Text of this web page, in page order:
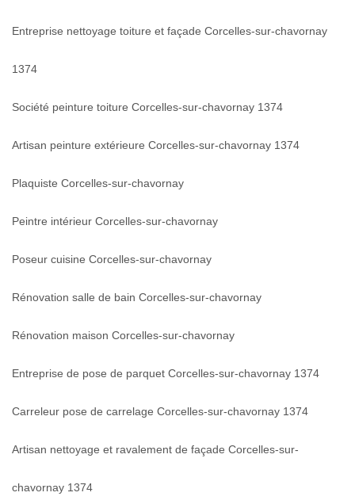
Entreprise nettoyage toiture et façade Corcelles-sur-chavornay
1374
Société peinture toiture Corcelles-sur-chavornay 1374
Artisan peinture extérieure Corcelles-sur-chavornay 1374
Plaquiste Corcelles-sur-chavornay
Peintre intérieur Corcelles-sur-chavornay
Poseur cuisine Corcelles-sur-chavornay
Rénovation salle de bain Corcelles-sur-chavornay
Rénovation maison Corcelles-sur-chavornay
Entreprise de pose de parquet Corcelles-sur-chavornay 1374
Carreleur pose de carrelage Corcelles-sur-chavornay 1374
Artisan nettoyage et ravalement de façade Corcelles-sur-
chavornay 1374